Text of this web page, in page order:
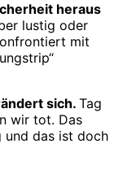
heraus
lustig oder
mit
sich. Tag
wir tot. Das
und das ist doch